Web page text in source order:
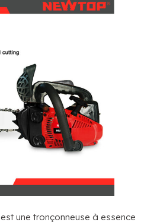
est une tronçonneuse à essence